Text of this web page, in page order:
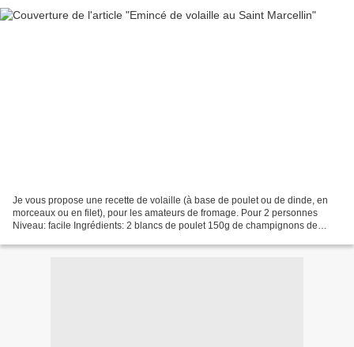
Je vous propose une recette de volaille (à base de poulet ou de dinde, en
morceaux ou en filet), pour les amateurs de fromage. Pour 2 personnes
Niveau: facile Ingrédients: 2 blancs de poulet 150g de champignons de